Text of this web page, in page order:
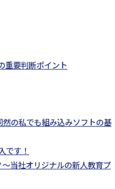
重要判断ポイント
の私でも組み込みソフトの基
です！
当社オリジナルの新人教育プ